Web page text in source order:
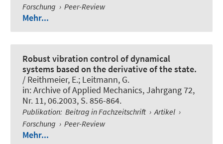
Forschung › Peer-Review
Mehr...
Robust vibration control of dynamical
systems based on the derivative of the state.
/ Reithmeier, E.; Leitmann, G.
in:Archive of Applied Mechanics, Jahrgang 72,
Nr. 11, 06.2003, S. 856-864.
Publikation: Beitrag in Fachzeitschrift › Artikel ›
Forschung › Peer-Review
Mehr...